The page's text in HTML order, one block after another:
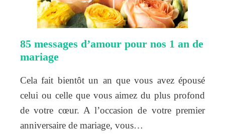
85 messages d’amour pour nos 1 an de
mariage
Cela fait bientôt un an que vous avez épousé
celui ou celle que vous aimez du plus profond
de votre cœur. A l’occasion de votre premier
anniversaire de mariage, vous…